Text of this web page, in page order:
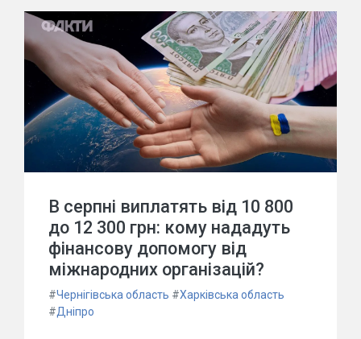
В серпні виплатять від 10 800
до 12 300 грн: кому нададуть
фінансову допомогу від
міжнародних організацій?
#Чернігівська область #Харківська область
#Дніпро